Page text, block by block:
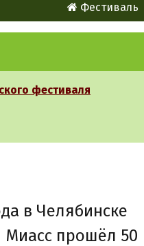
Фестиваль
фестиваля
в Челябинске
Миасс прошёл 50